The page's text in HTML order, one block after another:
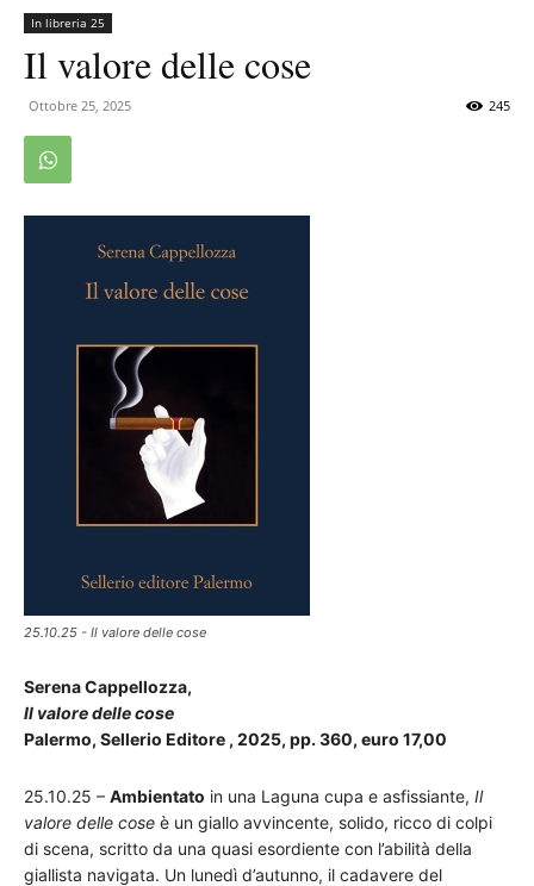
In libreria 25
Il valore delle cose
Ottobre 25, 2025 245
25.10.25 - Il valore delle cose
Serena Cappellozza,
Il valore delle cose
Palermo, Sellerio Editore , 2025, pp. 360, euro 17,00
25.10.25 – Ambientato in una Laguna cupa e asfissiante, Il
valore delle cose è un giallo avvincente, solido, ricco di colpi
di scena, scritto da una quasi esordiente con l’abilità della
giallista navigata. Un lunedì d’autunno, il cadavere del